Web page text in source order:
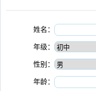
姓名：
年级：
性别：
年龄：